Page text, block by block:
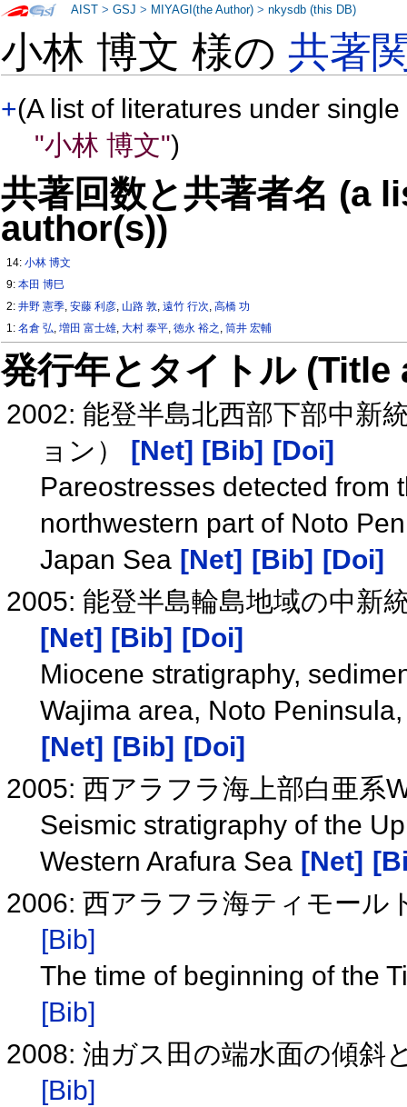
小林 博文 様の共著
+(A list of literatures under
"小林 博文")
共著回数と共著者名 (a
author(s))
14:小林 博文
9:本田 博巳
2:井野 憲季,安藤 利彦, 山路 敦,遠竹 行次,高橋 功
1:名倉 弘,増田 富士雄,大村 泰平,徳永 裕之 ,筒井 宏輔
発行年とタイトル
2002: 能登半島北西部下部中新
ョン）
[Net] [Bib]
[Doi]
Pareostresses detected from
northwestern part of Noto
Japan Sea [Net] [Bib]
[Doi]
2005: 能登半島輪島地域の中新
[Net] [Bib]
[Doi]
Miocene stratigraphy,
Wajima area, Noto
[Net]
[Bib]
[Doi]
2005: 西アラフラ海上部白亜系
Seismic stratigraphy of the
Western Arafura Sea [Net]
2006: 西アラフラ海ティモー
[Bib]
The time of beginning of the
[Bib]
2008: 油ガス田の端水面の傾斜
[Bib]
AIST >GSJ > MIYAGI(the Author) >nkysdb (this DB)